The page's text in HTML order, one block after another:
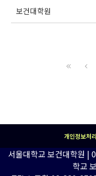
보건대학원
개인정보처
서울대학교 보건대학원 |
학교